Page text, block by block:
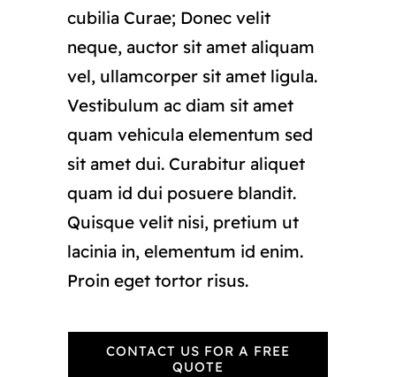
cubilia Curae; Donec velit
neque, auctor sit amet aliquam
vel, ullamcorper sit amet ligula.
Vestibulum ac diam sit amet
quam vehicula elementum sed
sit amet dui. Curabitur aliquet
quam id dui posuere blandit.
Quisque velit nisi, pretium ut
lacinia in, elementum id enim.
Proin eget tortor risus.
CONTACT US FOR A FREE
QUOTE